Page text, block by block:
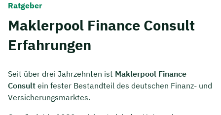
Finanzen
Über Uns
Ratgeber
Maklerpool Finance Consult
Erfahrungen
Seit über drei Jahrzehnten ist Maklerpool Finance
Consult ein fester Bestandteil des deutschen Finanz- und
Versicherungsmarktes.